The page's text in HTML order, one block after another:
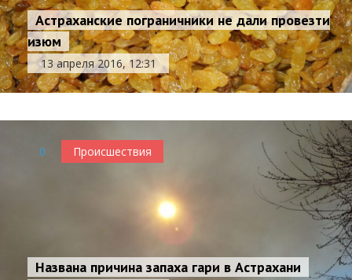
Астраханские пограничники не дали провезти
изюм
13 апреля 2016, 12:31
0 Происшествия
Названа причина запаха гари в Астрахани